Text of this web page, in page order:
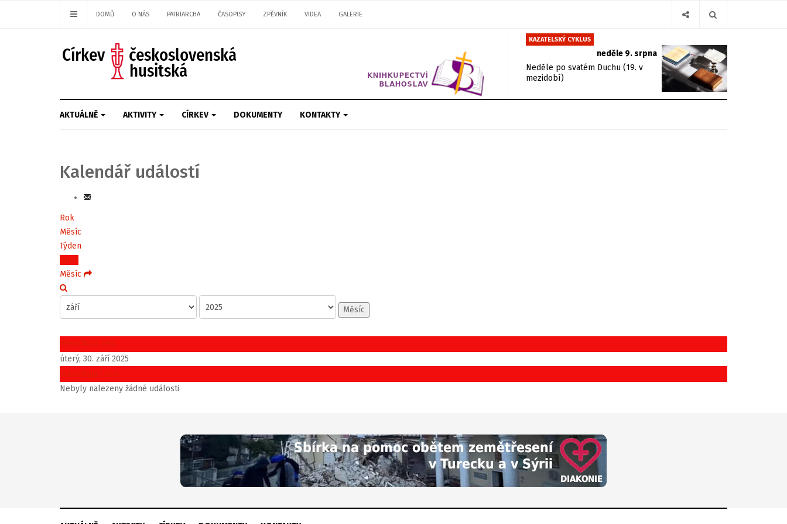
DOMŮ O NÁS PATRIARCHA ČASOPISY ZPĚVNÍK VIDEA GALERIE
KAZATELSKÝ CYKLUS
neděle 9. srpna
Neděle po svatém Duchu (19. v
mezidobí)
AKTUÁLNĚ AKTIVITY CÍRKEV DOKUMENTY KONTAKTY
Kalendář událostí
Rok
Měsíc
Týden
Dnes
Měsíc
Měsíc
Předchozí den
úterý, 30. září 2025
Následující den
Nebyly nalezeny žádné události